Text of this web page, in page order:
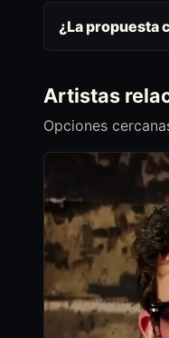
¿La propuesta
Artistas
Opciones